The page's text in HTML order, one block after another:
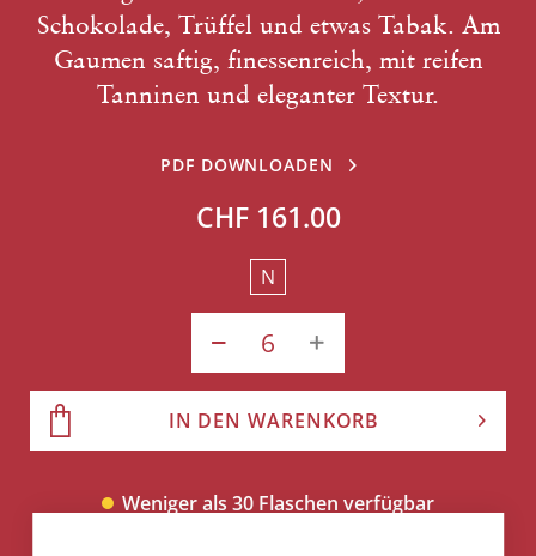
Schokolade, Trüffel und etwas Tabak. Am
Gaumen saftig, finessenreich, mit reifen
Tanninen und eleganter Textur.
PDF DOWNLOADEN
CHF 161.00
N
IN DEN WARENKORB
Weniger als 30 Flaschen verfügbar